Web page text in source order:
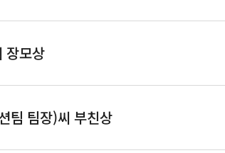
장)씨 모친상
장모상
장모상
팀 팀장)씨 부친상